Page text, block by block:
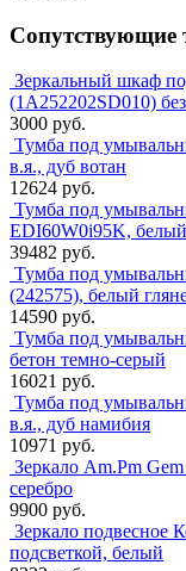
Сопутствующие
Зеркальный шкаф
(1A252202SD010)
3000 руб.
Тумба под
в.я., дуб вотан
12624 руб.
Тумба под
EDI60W0i95K, белый
39482 руб.
Тумба под
(242575), белый
14590 руб.
Тумба под
бетон темно-серый
16021 руб.
Тумба под
в.я., дуб намибия
10971 руб.
Зеркало Am.Pm
серебро
9900 руб.
Зеркало подвесное
подсветкой, белый